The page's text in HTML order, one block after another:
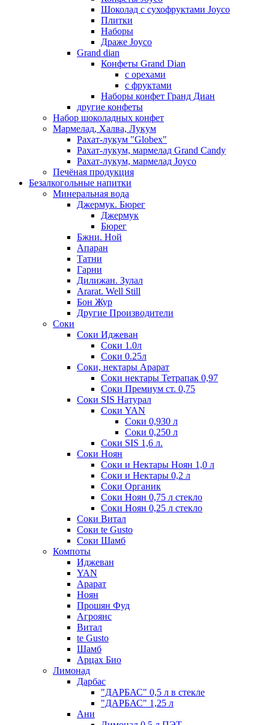
Шоколад с сухофруктами Joyco
Плитки
Наборы
Драже Joyco
Grand dian
Конфеты Grand Dian
с орехами
с фруктами
Наборы конфет Гранд Диан
другие конфеты
Набор шоколадных конфет
Мармелад, Халва, Лукум
Рахат-лукум "Globex"
Рахат-лукум, мармелад Grand Candy
Рахат-лукум, мармелад Joyco
Печёная продукция
Безалкогольные напитки
Минеральная вода
Джермук. Бюрег
Джермук
Бюрег
Бжни. Ной
Апаран
Татни
Гарни
Дилижан. Зулал
Ararat. Well Still
Бон Жур
Другие Производители
Соки
Соки Иджеван
Соки 1.0л
Соки 0.25л
Соки, нектары Арарат
Соки нектары Тетрапак 0,97
Соки Премиум ст. 0,75
Соки SIS Натурал
Соки YAN
Соки 0,930 л
Соки 0,250 л
Соки SIS 1,6 л.
Соки Ноян
Соки и Нектары Ноян 1,0 л
Соки и Нектары 0,2 л
Соки Органик
Соки Ноян 0,75 л стекло
Соки Ноян 0,25 л стекло
Соки Витал
Соки te Gusto
Соки Шамб
Компоты
Иджеван
YAN
Арарат
Ноян
Прошян Фуд
Агроянс
Витал
te Gusto
Шамб
Арцах Био
Лимонад
Дарбас
"ДАРБАС" 0,5 л в стекле
"ДАРБАС" 1,25 л
Ани